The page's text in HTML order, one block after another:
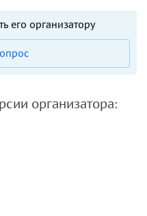
его организатору
организатора: